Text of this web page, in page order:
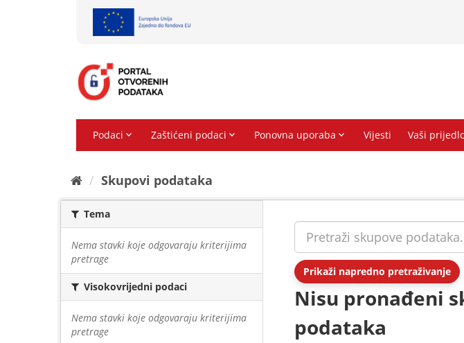
Skupovi podаtаkа
Tema
Nema stavki koje odgovaraju kriterijima
pretrage
Visokovrijedni podaci
Nema stavki koje odgovaraju kriterijima
pretrage
Prikaži napredno pretraživanje
Nisu pronađeni
podataka